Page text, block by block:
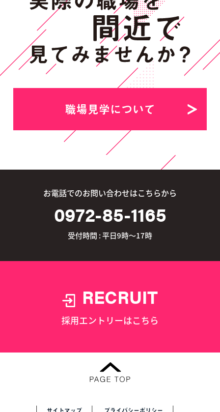
職場見学について
お電話でのお問い合わせはこちらから
0972-85-1165
受付時間 : 平日9時～17時
RECRUIT
採用エントリーはこちら